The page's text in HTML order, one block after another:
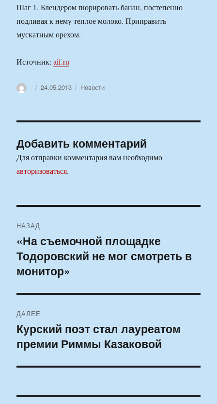
Шаг 1. Блендером пюрировать банан, постепенно
подливая к нему теплое молоко. Приправить
мускатным орехом.
Источник:aif.ru
АвторОпубликовано
24.05.2013 Рубрики
Новости
Добавить комментарий
Для отправки комментария вам необходимо
авторизоваться.
по
записям
НАЗАД
Предыдущая
запись:
«На съемочной площадке
Тодоровский не мог смотреть в
монитор»
ДАЛЕЕ
Следующая
запись:
Курский поэт стал лауреатом
премии Риммы Казаковой